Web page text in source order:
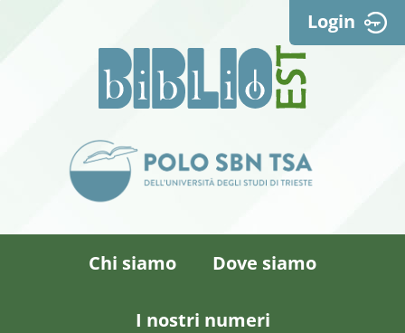
Login
Chi siamo Dove siamo
I nostri numeri